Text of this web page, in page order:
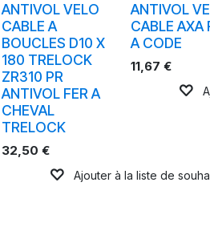
ANTIVOL VELO
CABLE A
BOUCLES D10 X
180 TRELOCK
ZR310 PR
ANTIVOL FER A
CHEVAL
TRELOCK
32,50 €
Ajouter à la liste de
ANTIVOL
CABLE AXA
A CODE
11,67 €